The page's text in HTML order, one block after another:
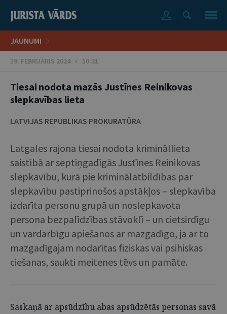
JAUNUMI
19. FEBRUĀRIS 2024 • 10:31
Tiesai nodota mazās Justīnes Reinikovas
slepkavības lieta
LATVIJAS REPUBLIKAS PROKURATŪRA
Latgales rajona tiesai nodota krimināllieta
saistībā ar septiņgadīgās Justīnes Reinikovas
slepkavību, kurā pie kriminālatbildības par
slepkavību pastiprinošos apstākļos – slepkavība
izdarīta personu grupā un noslepkavota
persona bezpalīdzības stāvoklī – un cietsirdīgu
un vardarbīgu apiešanos ar mazgadīgo, ja ar to
mazgadīgajam nodarītas fiziskas vai psihiskas
ciešanas, saukti meitenes tēvs un pamāte.
Saskaņā ar apsūdzību abas apsūdzētās personas savā